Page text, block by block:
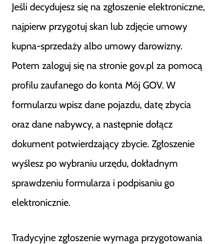
Jeśli decydujesz się na zgłoszenie elektroniczne,
najpierw przygotuj skan lub zdjęcie umowy
kupna-sprzedaży albo umowy darowizny.
Potem zaloguj się na stronie gov.pl za pomocą
profilu zaufanego do konta Mój GOV. W
formularzu wpisz dane pojazdu, datę zbycia
oraz dane nabywcy, a następnie dołącz
dokument potwierdzający zbycie. Zgłoszenie
wyślesz po wybraniu urzędu, dokładnym
sprawdzeniu formularza i podpisaniu go
elektronicznie.
Tradycyjne zgłoszenie wymaga przygotowania